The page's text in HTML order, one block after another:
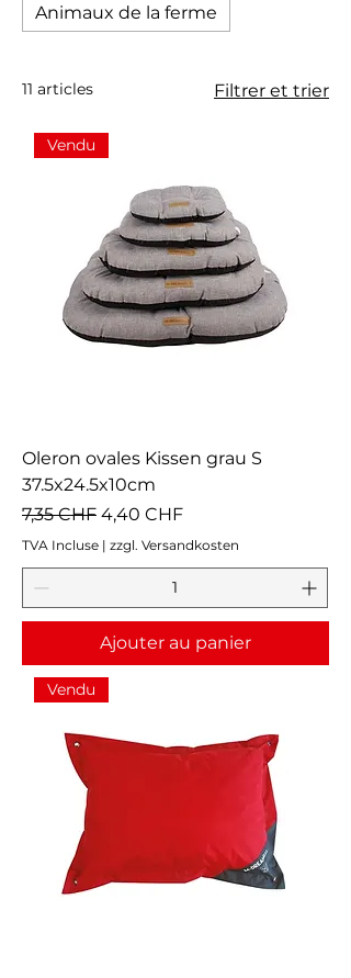
Animaux de la ferme
11 articles Filtrer et trier
Vendu
Oleron ovales Kissen grau S
37.5x24.5x10cm
Prix original
7,35 CHF Prix promotionnel
4,40 CHF
TVA Incluse | zzgl. Versandkosten
Ajouter au panier
Vendu